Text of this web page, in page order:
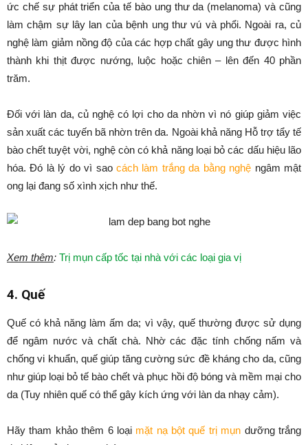
ức chế sự phát triển của tế bào ung thư da (melanoma) và cũng
làm chậm sự lây lan của bệnh ung thư vú và phổi. Ngoài ra, củ
nghệ làm giảm nồng độ của các hợp chất gây ung thư được hình
thành khi thịt được nướng, luộc hoặc chiên – lên đến 40 phần
trăm.
Đối với làn da, củ nghệ có lợi cho da nhờn vì nó giúp giảm việc
sản xuất các tuyến bã nhờn trên da. Ngoài khả năng Hỗ trợ tẩy tế
bào chết tuyệt vời, nghệ còn có khả năng loại bỏ các dấu hiệu lão
hóa. Đó là lý do vì sao cách làm trắng da bằng nghệ ngâm mật
ong lại đang số xình xịch như thế.
Xem thêm: Trị mụn cấp tốc tại nhà với các loại gia vị
4. Quế
Quế có khả năng làm ấm da; vì vậy, quế thường được sử dụng
để ngâm nước và chất chà. Nhờ các đặc tính chống nấm và
chống vi khuẩn, quế giúp tăng cường sức đề kháng cho da, cũng
như giúp loại bỏ tế bào chết và phục hồi độ bóng và mềm mại cho
da (Tuy nhiên quế có thể gây kích ứng với làn da nhạy cảm).
Hãy tham khảo thêm 6 loại mặt nạ bột quế trị mụn dưỡng trắng